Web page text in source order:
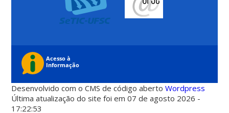
Desenvolvido com o CMS de código abertoWordpress
Última atualização do site foi em 07 de agosto 2026 -
17:22:53